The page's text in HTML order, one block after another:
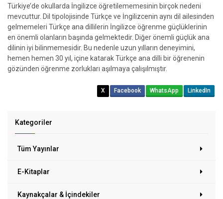
Kategoriler
Tüm Yayınlar
E-Kitaplar
Kaynakçalar & İçindekiler
Türkiye’de okullarda İngilizce öğretilememesinin birçok nedeni
mevcuttur. Dil tipolojisinde Türkçe ve İngilizcenin aynı dil ailesinden
gelmemeleri Türkçe ana dillilerin İngilizce öğrenme güçlüklerinin
en önemli olanların başında gelmektedir. Diğer önemli güçlük ana
dilinin iyi bilinmemesidir. Bu nedenle uzun yılların deneyimini,
hemen hemen 30 yıl, içine katarak Türkçe ana dilli bir öğrenenin
gözünden öğrenme zorlukları aşılmaya çalışılmıştır.
X Facebook WhatsApp LinkedIn